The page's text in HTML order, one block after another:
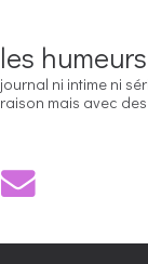
les
journal ni intime ni
raison mais avec